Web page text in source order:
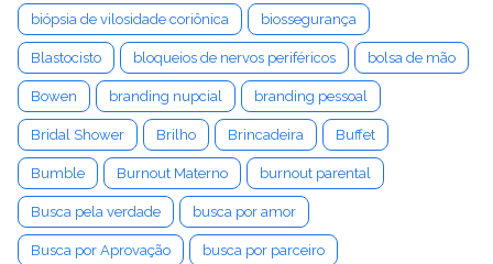
biópsia de vilosidade coriônica biossegurança
Blastocisto bloqueios de nervos periféricos bolsa de mão
Bowen branding nupcial branding pessoal
Bridal Shower Brilho Brincadeira Buffet
Bumble Burnout Materno burnout parental
Busca pela verdade busca por amor
Busca por Aprovação busca por parceiro